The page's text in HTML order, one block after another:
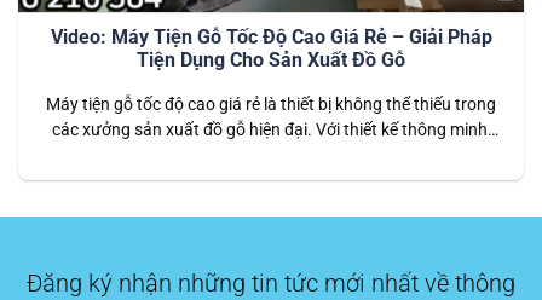
Video: Máy Tiện Gỗ Tốc Độ Cao Giá Rẻ – Giải Pháp
Tiện Dụng Cho Sản Xuất Đồ Gỗ
Máy tiện gỗ tốc độ cao giá rẻ là thiết bị không thể thiếu trong
các xưởng sản xuất đồ gỗ hiện đại. Với thiết kế thông minh,
giải pháp hiệu quả cho những doanh nghiệp cần sản xuất
Đăng ký nhận những tin tức mới nhất về thông